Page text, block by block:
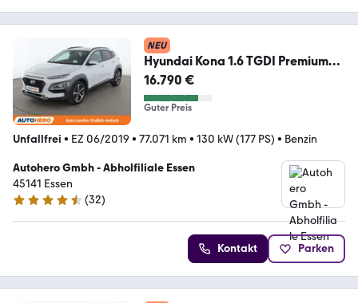
NEU
Hyundai Kona 1.6 TGDI Premium
2WD Aut.*NAVI*CAM*LED*HUD*
16.790 €
Guter Preis
Unfallfrei • EZ 06/2019 • 77.071 km • 130 kW (177 PS) • Benzin
Autohero Gmbh - Abholfiliale Essen
45141 Essen
4.7 Sterne
(32)
Kontakt Parken